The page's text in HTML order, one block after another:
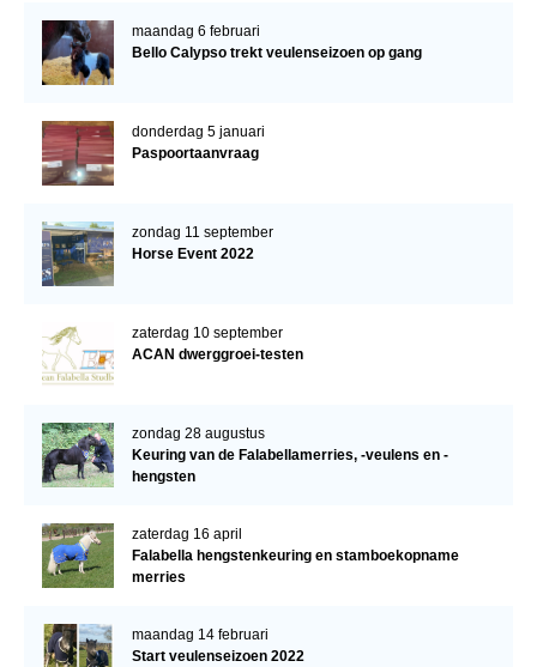
maandag 6 februari
Bello Calypso trekt veulenseizoen op gang
donderdag 5 januari
Paspoortaanvraag
zondag 11 september
Horse Event 2022
zaterdag 10 september
ACAN dwerggroei-testen
zondag 28 augustus
Keuring van de Falabellamerries, -veulens en -
hengsten
zaterdag 16 april
Falabella hengstenkeuring en stamboekopname
merries
maandag 14 februari
Start veulenseizoen 2022